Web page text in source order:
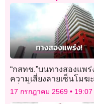
“กสทช.”บนทางสองแพร่
ความเสี่ยงลายเซ็นโมฆะ
ปริ่มน้ำล้มกระดานหรือไ
17 กรกฎาคม 2569 19:07